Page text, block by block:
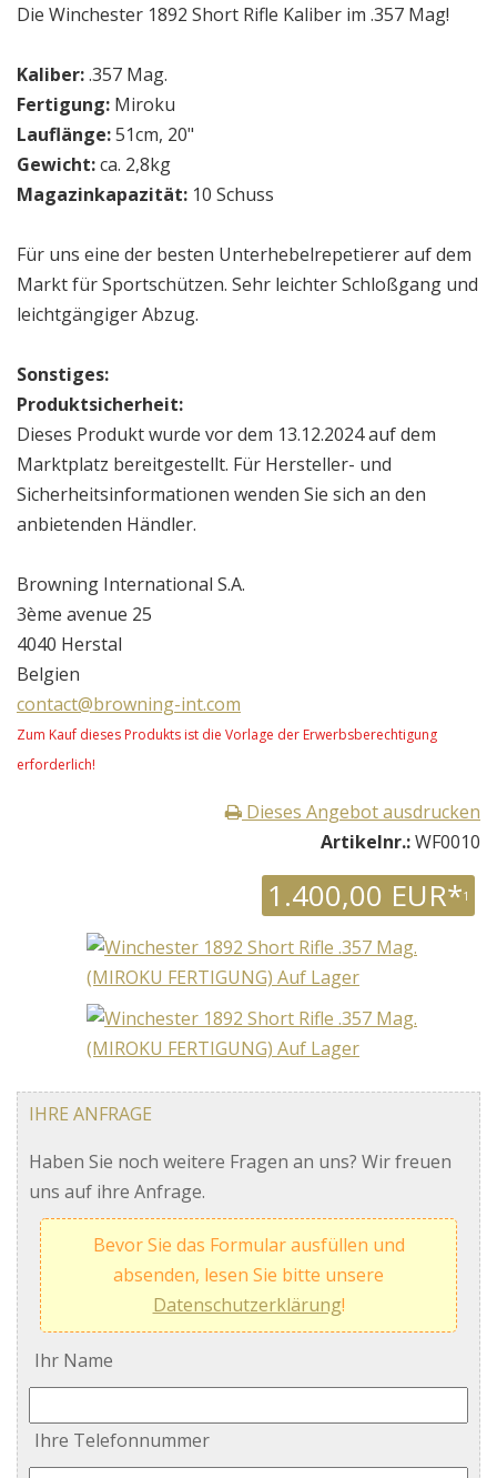
Die Winchester 1892 Short Rifle Kaliber im .357 Mag!
Kaliber:.357 Mag.
Fertigung: Miroku
Lauflänge:51cm, 20"
Gewicht:ca. 2,8kg
Magazinkapazität: 10 Schuss
Für uns eine der besten Unterhebelrepetierer auf dem
Markt für Sportschützen. Sehr leichter Schloßgang und
leichtgängiger Abzug.
Sonstiges:
Produktsicherheit:
Dieses Produkt wurde vor dem 13.12.2024 auf dem
Marktplatz bereitgestellt. Für Hersteller- und
Sicherheitsinformationen wenden Sie sich an den
anbietenden Händler.
Browning International S.A.
3ème avenue 25
4040 Herstal
Belgien
contact@browning-int.com
Zum Kauf dieses Produkts ist die Vorlage der Erwerbsberechtigung
erforderlich!
Dieses Angebot ausdrucken
Artikelnr.:WF0010
1.400,00 EUR*1
IHRE ANFRAGE
Haben Sie noch weitere Fragen an uns? Wir freuen
uns auf ihre Anfrage.
Bevor Sie das Formular ausfüllen und
absenden, lesen Sie bitte unsere
Datenschutzerklärung!
Ihr Name
Ihre Telefonnummer